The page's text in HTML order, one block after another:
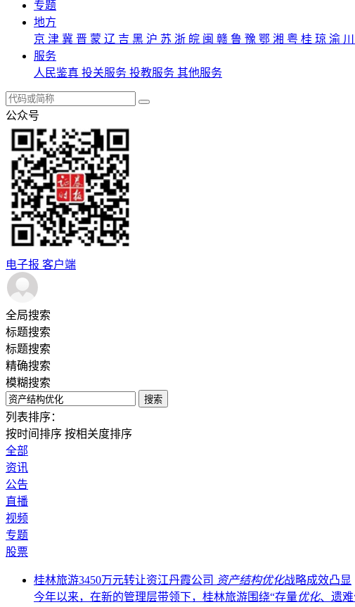
专题
地方
京 津 冀 晋 蒙 辽 吉 黑 沪 苏 浙 皖 闽 赣 鲁 豫 鄂 湘 粤 桂 琼 渝 川
服务
人民鉴真 投关服务 投教服务 其他服务
公众号
电子报 客户端
全局搜索
标题搜索
标题搜索
精确搜索
模糊搜索
搜索
列表排序：
按时间排序 按相关度排序
全部
资讯
公告
直播
视频
专题
股票
桂林旅游3450万元转让资江丹霞公司 资产结构优化战略成效凸显
今年以来，在新的管理层带领下，桂林旅游围绕“存量优化、遗